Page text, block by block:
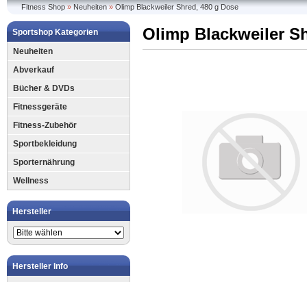
Fitness Shop»Neuheiten»Olimp Blackweiler Shred, 480 g Dose
Sportshop Kategorien
Neuheiten
Abverkauf
Bücher & DVDs
Fitnessgeräte
Fitness-Zubehör
Sportbekleidung
Sporternährung
Wellness
Hersteller
Hersteller Info
Olimp Blackweiler